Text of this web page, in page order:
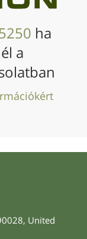
ha
a
, United